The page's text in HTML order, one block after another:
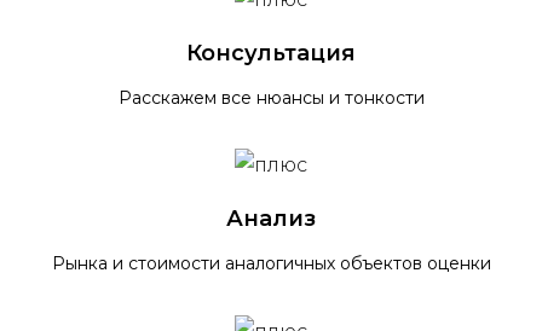
Консультация
Расскажем все нюансы и тонкости
Анализ
Рынка и стоимости аналогичных объектов оценки